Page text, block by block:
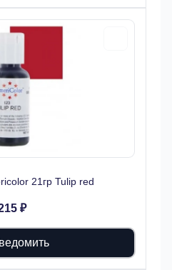
21гр Tulip red
₽